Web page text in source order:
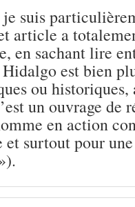
suis
article a
en sachant lire
est bien
ou
un ouvrage de
en action
surtout pour